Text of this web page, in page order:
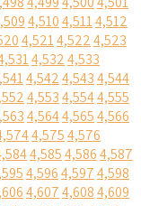
4,5104,5114,512
4,5214,5224,523
4,5324,533
4,5424,5434,544
4,5534,5544,555
4,5644,5654,566
4,5754,576
4,5854,5864,587
4,5964,5974,598
4,6074,6084,609